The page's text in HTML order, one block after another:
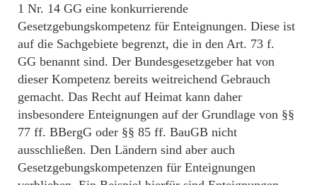
1 Nr. 14 GG eine konkurrierende
Gesetzgebungskompetenz für Enteignungen. Diese ist
auf die Sachgebiete begrenzt, die in den Art. 73 f.
GG benannt sind. Der Bundesgesetzgeber hat von
dieser Kompetenz bereits weitreichend Gebrauch
gemacht. Das Recht auf Heimat kann daher
insbesondere Enteignungen auf der Grundlage von §§
77 ff. BBergG oder §§ 85 ff. BauGB nicht
ausschließen. Den Ländern sind aber auch
Gesetzgebungskompetenzen für Enteignungen